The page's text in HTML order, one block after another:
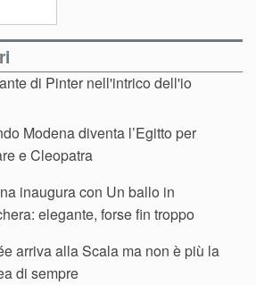
di Pinter nell'intrico dell'io
Modena diventa l’Egitto per
e Cleopatra
inaugura con Un ballo in
elegante, forse fin troppo
arriva alla Scala ma non è più la
di sempre